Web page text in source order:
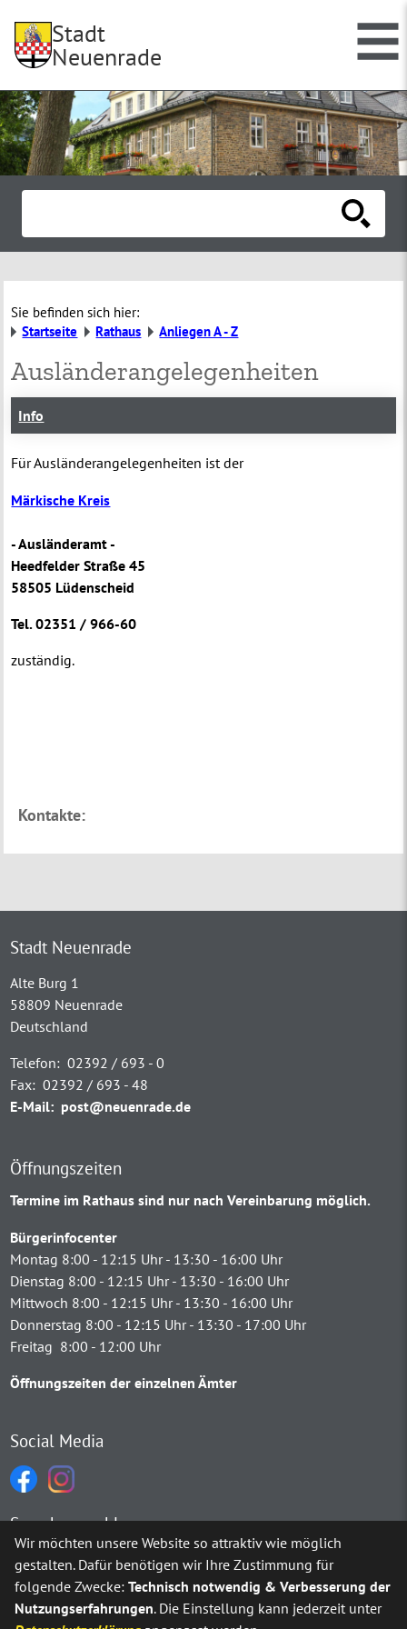
Stadt
Neuenrade
Sie befinden sich hier:
Startseite
Rathaus Anliegen A - Z
Ausländerangelegenheiten
Info
Für Ausländerangelegenheiten ist der
Märkische Kreis
- Ausländeramt -
Heedfelder Straße 45
58505 Lüdenscheid
Tel. 02351 / 966-60
zuständig.
Kontakte:
Stadt Neuenrade
Alte Burg 1
58809 Neuenrade
Deutschland
Telefon: 02392 / 693 - 0
Fax: 02392 / 693 - 48
E-Mail: post@neuenrade.de
Öffnungszeiten
Termine im Rathaus sind nur nach Vereinbarung möglich.
Bürgerinfocenter
Montag 8:00 - 12:15 Uhr - 13:30 - 16:00 Uhr
Dienstag 8:00 - 12:15 Uhr - 13:30 - 16:00 Uhr
Mittwoch 8:00 - 12:15 Uhr - 13:30 - 16:00 Uhr
Donnerstag 8:00 - 12:15 Uhr - 13:30 - 17:00 Uhr
Freitag 8:00 - 12:00 Uhr
Öffnungszeiten der einzelnen Ämter
Social Media
Sprachauswahl
Möchten Sie vonGoogle Translate bereitgestellte externe
Ja Immer
Wir möchten unsere Website so attraktiv wie möglich
gestalten. Dafür benötigen wir Ihre Zustimmung für
folgende Zwecke:Technisch notwendig & Verbesserung der
Nutzungserfahrungen. Die Einstellung kann jederzeit unter